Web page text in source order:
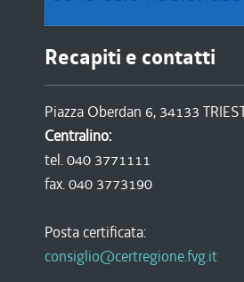
Recapiti e contatti
Piazza Oberdan 6, 34133
Centralino:
tel. 040 3771111
fax. 040 3773190
Posta certificata:
consiglio@certregione.fvg.it